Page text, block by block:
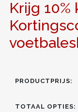
Krijg
PRODUCTPRIJS:
TOTAAL OPTIES: